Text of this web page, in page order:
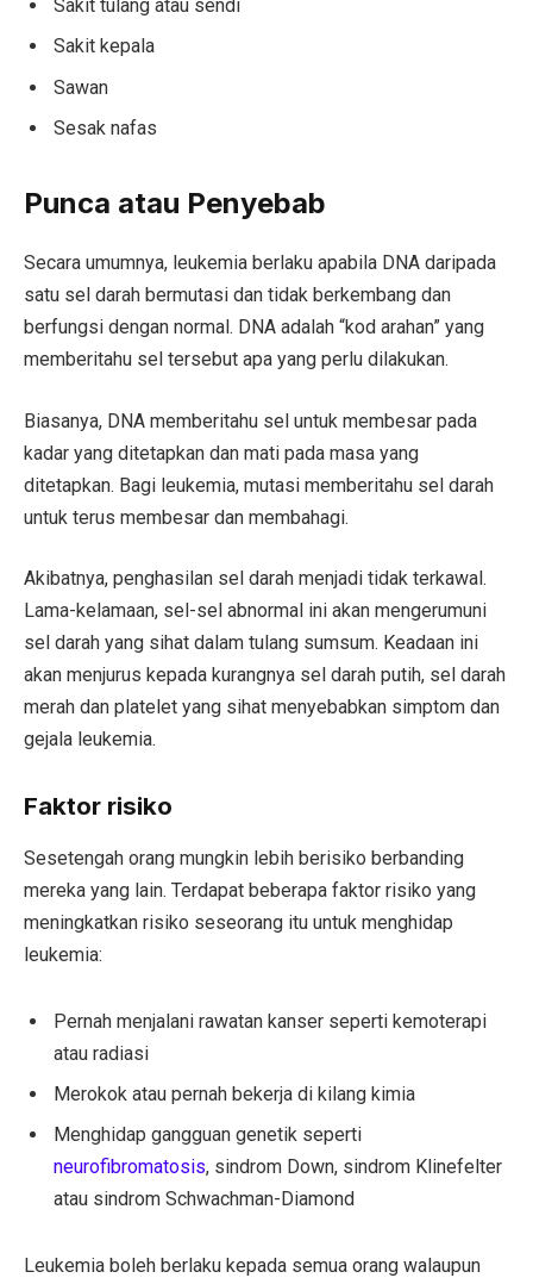
Sakit tulang atau sendi
Sakit kepala
Sawan
Sesak nafas
Punca atau Penyebab
Secara umumnya, leukemia berlaku apabila DNA daripada
satu sel darah bermutasi dan tidak berkembang dan
berfungsi dengan normal. DNA adalah “kod arahan” yang
memberitahu sel tersebut apa yang perlu dilakukan.
Biasanya, DNA memberitahu sel untuk membesar pada
kadar yang ditetapkan dan mati pada masa yang
ditetapkan. Bagi leukemia, mutasi memberitahu sel darah
untuk terus membesar dan membahagi.
Akibatnya, penghasilan sel darah menjadi tidak terkawal.
Lama-kelamaan, sel-sel abnormal ini akan mengerumuni
sel darah yang sihat dalam tulang sumsum. Keadaan ini
akan menjurus kepada kurangnya sel darah putih, sel darah
merah dan platelet yang sihat menyebabkan simptom dan
gejala leukemia.
Faktor risiko
Sesetengah orang mungkin lebih berisiko berbanding
mereka yang lain. Terdapat beberapa faktor risiko yang
meningkatkan risiko seseorang itu untuk menghidap
leukemia:
Pernah menjalani rawatan kanser seperti kemoterapi
atau radiasi
Merokok atau pernah bekerja di kilang kimia
Menghidap gangguan genetik seperti
neurofibromatosis, sindrom Down, sindrom Klinefelter
atau sindrom Schwachman-Diamond
Leukemia boleh berlaku kepada semua orang walaupun